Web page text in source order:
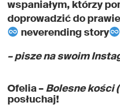
wspaniałym, którzy
doprowadzić do
neverending story
– pisze na swoim
Ofelia –Bolesne kości
posłuchaj!